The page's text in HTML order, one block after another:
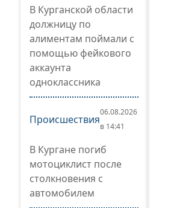
В Курганской области
должницу по
алиментам поймали с
помощью фейкового
аккаунта
одноклассника
Происшествия
06.08.2026
в 14:41
В Кургане погиб
мотоциклист после
столкновения с
автомобилем